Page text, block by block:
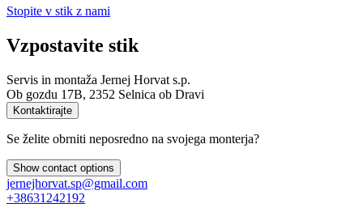
Stopite v stik z nami
Vzpostavite stik
Servis in montaža Jernej Horvat s.p.
Ob gozdu 17B, 2352 Selnica ob Dravi
Kontaktirajte
Se želite obrniti neposredno na svojega monterja?
Show contact options
jernejhorvat.sp@gmail.com
+38631242192